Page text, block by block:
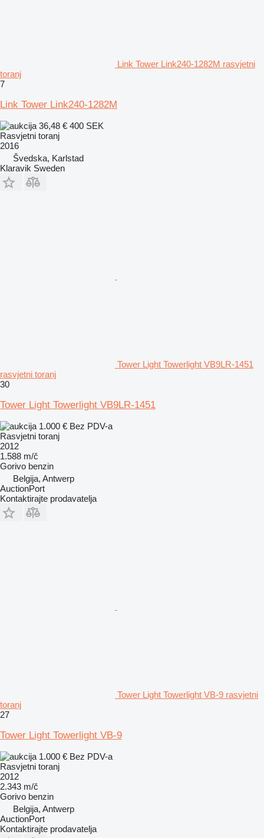
Link Tower Link240-1282M rasvjetni
toranj
7
Link Tower Link240-1282M
36,48 € 400 SEK
Rasvjetni toranj
2016
Švedska, Karlstad
Klaravik Sweden
Tower Light Towerlight VB9LR-1451
rasvjetni toranj
30
Tower Light Towerlight VB9LR-1451
1.000 € Bez PDV-a
Rasvjetni toranj
2012
1.588 m/č
Gorivo benzin
Belgija, Antwerp
AuctionPort
Kontaktirajte prodavatelja
Tower Light Towerlight VB-9 rasvjetni
toranj
27
Tower Light Towerlight VB-9
1.000 € Bez PDV-a
Rasvjetni toranj
2012
2.343 m/č
Gorivo benzin
Belgija, Antwerp
AuctionPort
Kontaktirajte prodavatelja